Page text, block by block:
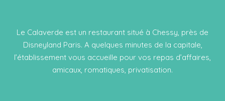
Le Calaverde est un restaurant situé à Chessy, près de
Disneyland Paris. A quelques minutes de la capitale,
l’établissement vous accueille pour vos repas d’affaires,
amicaux, romatiques, privatisation.